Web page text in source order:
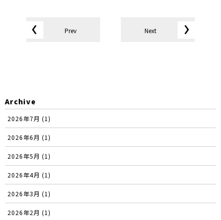
Prev Next
Archive
2026年7月 (1)
2026年6月 (1)
2026年5月 (1)
2026年4月 (1)
2026年3月 (1)
2026年2月 (1)